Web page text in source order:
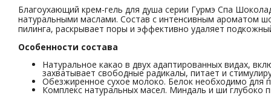
Благоухающий крем-гель для душа серии Гурмэ Спа
натуральными маслами. Состав с интенсивным ароматом
пилинга, раскрывает поры и эффективно удаляет
Особенности состава
Натуральное какао в двух адаптированных видах,
захватывает свободные радикалы, питает и
Обезжиренное сухое молоко. Белок необходимо для
Комплекс натуральных масел. Миндаль и ши